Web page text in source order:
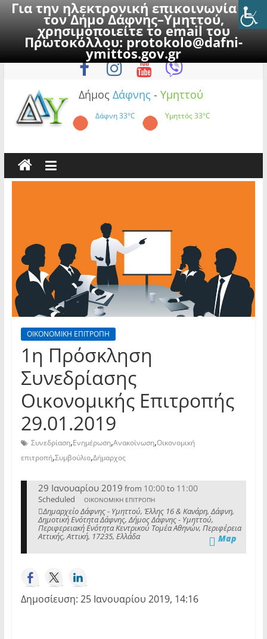
Για την ηλεκτρονική επικοινωνία με
τον Δήμο Δάφνης–Υμηττού,
χρησιμοποιείτε το email του
Πρωτοκόλλου:protokolo@dafni-
ymittos.gov.gr
to
Κυριακή, 9 Αυγούστου 2026
Δήμος Δάφνης - Υμηττού
Δάφνη33°C Υμηττός33°C
ΟΙΚΟΝΟΜΙΚΗ ΕΠΙΤΡΟΠΗ
1η Πρόσκληση
Συνεδρίασης
Οικονομικής Επιτροπής
29.01.2019
Συνεδρίαση,Ενημέρωση,Ανακοίνωση,Οικονομική
επιτροπή,Συμβούλιο,Δήμαρχος
29 Ιανουαρίου 2019 from 10:00to 11:00
Scheduled ΟΙΚΟΝΟΜΙΚΗ ΕΠΙΤΡΟΠΗ
Δημαρχείο Δάφνης - Υμηττού, Έλλης 16 & Κανάρη, Δάφνη,
Δημοτική Ενότητα Δάφνης, Δήμος Δάφνης - Υμηττού,
Περιφερειακή Ενότητα Κεντρικού Τομέα Αθηνών, Περιφέρεια
Αττικής, Αττική, 17235, Ελλάδα Map
Δημοσίευση: 25 Ιανουαρίου 2019, 14:16